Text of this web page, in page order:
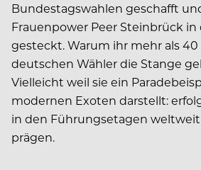
Bundestagswahlen geschafft
Frauenpower Peer Steinbrück in
gesteckt. Warum ihr mehr als
deutschen Wähler die Stange
Vielleicht weil sie ein
modernen Exoten darstellt:
in den Führungsetagen
prägen.